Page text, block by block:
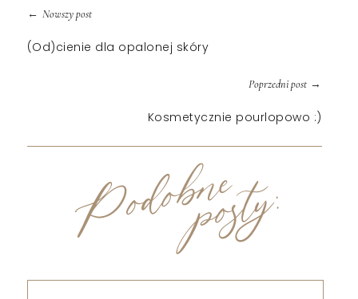
← Nowszy post
(Od)cienie dla opalonej skóry
Poprzedni post→
Kosmetycznie pourlopowo :)